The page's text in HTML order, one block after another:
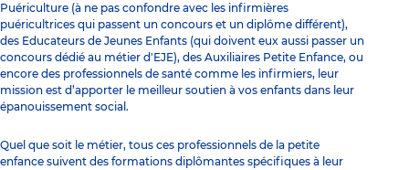
Puériculture (à ne pas confondre avec les infirmières
puéricultrices qui passent un concours et un diplôme différent),
des Educateurs de Jeunes Enfants (qui doivent eux aussi passer un
concours dédié au métier d'EJE), des Auxiliaires Petite Enfance, ou
encore des professionnels de santé comme les infirmiers, leur
mission est d’apporter le meilleur soutien à vos enfants dans leur
épanouissement social.
Quel que soit le métier, tous ces professionnels de la petite
enfance suivent des formations diplômantes spécifiques à leur